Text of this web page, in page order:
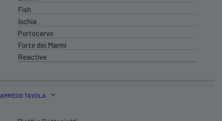
Fish
Ischia
Portocervo
Forte dei Marmi
Reactive
ARREDO TAVOLA